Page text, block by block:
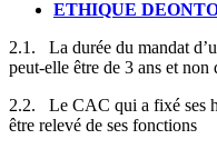
ETHIQUE
2.1. La durée du mandat
peut-elle être de 3 ans et non
2.2. Le CAC qui a fixé ses
être relevé de ses fonctions